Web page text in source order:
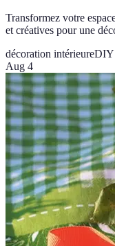
Transformez votre
et créatives pour une
décoration intérieureDIY
Aug 4